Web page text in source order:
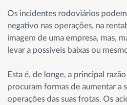
Os incidentes rodoviários
negativo nas operações, na
imagem de uma empresa, mas,
levar a possíveis baixas ou
Esta é, de longe, a principal
procuram formas de aumentar a
operações das suas frotas. Os